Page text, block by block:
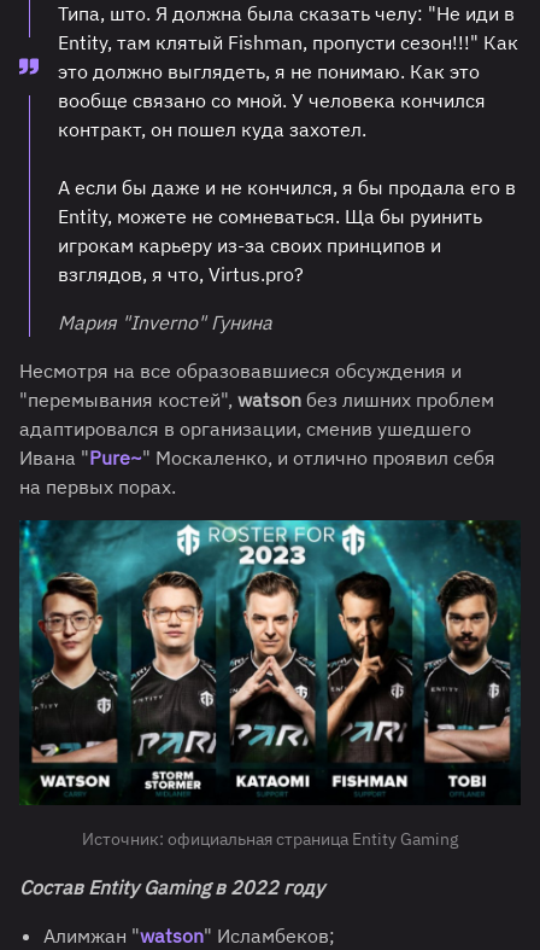
Типа, што. Я должна была сказать челу: "Не иди в
Entity, там клятый Fishman, пропусти сезон!!!" Как
это должно выглядеть, я не понимаю. Как это
вообще связано со мной. У человека кончился
контракт, он пошел куда захотел.
А если бы даже и не кончился, я бы продала его в
Entity, можете не сомневаться. Ща бы руинить
игрокам карьеру из-за своих принципов и
взглядов, я что, Virtus.pro?
Мария "Inverno" Гунина
Несмотря на все образовавшиеся обсуждения и
"перемывания костей", watson без лишних проблем
адаптировался в организации, сменив ушедшего
Ивана "Pure~" Москаленко, и отлично проявил себя
на первых порах.
Источник: официальная страница Entity Gaming
Состав Entity Gaming в 2022 году
Алимжан "watson" Исламбеков;